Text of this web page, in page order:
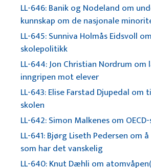
LL-646: Banik og Nodeland om
kunnskap om de nasjonale
LL-645: Sunniva Holmås Eidsvoll
skolepolitikk
LL-644: Jon Christian Nordrum
inngripen mot elever
LL-643: Elise Farstad Djupedal om
skolen
LL-642: Simon Malkenes om
LL-641: Bjørg Liseth Pedersen om
som har det vanskelig
LL-640: Knut Dæhli om